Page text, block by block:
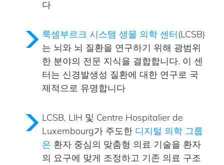
다
룩셈부르크 시스템 생물 의학 센터(LCSB)
는 뇌와 뇌 질환을 연구하기 위해 광범위
한 분야의 전문 지식을 결합합니다. 이 센
터는 신경발생성 질환에 대한 연구로 국
제적으로 유명합니다
LCSB, LIH 및 Centre Hospitalier de
Luxembourg가 주도한 디지털 의학 그룹
은 환자 중심의 맞춤형 의료 기술을 환자
의 요구에 맞게 조정하고 기존 의료 구조